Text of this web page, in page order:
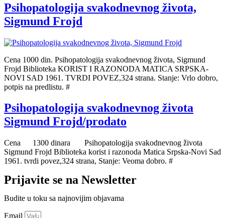
Psihopatologija svakodnevnog života,
Sigmund Frojd
Cena 1000 din. Psihopatologija svakodnevnog života, Sigmund
Frojd Biblioteka KORIST I RAZONODA MATICA SRPSKA-
NOVI SAD 1961. TVRDI POVEZ,324 strana. Stanje: Vrlo dobro,
potpis na predlistu. #
Psihopatologija svakodnevnog života
Sigmund Frojd/prodato
Cena 1300 dinara Psihopatologija svakodnevnog života
Sigmund Frojd Biblioteka korist i razonoda Matica Srpska-Novi Sad
1961. tvrdi povez,324 strana, Stanje: Veoma dobro. #
Prijavite se na Newsletter
Budite u toku sa najnovijim objavama
Email